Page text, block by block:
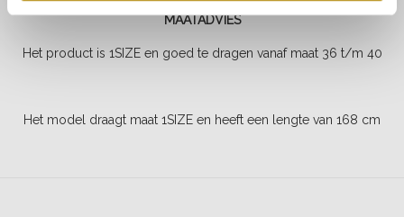
MAATADVIES
Het product is 1SIZE en goed te dragen vanaf maat 36 t/m 40
Het model draagt maat 1SIZE en heeft een lengte van 168 cm